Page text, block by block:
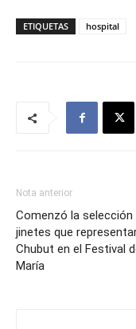
ETIQUETAS hospital
Nota anterior
Comenzó la selección
jinetes que
Chubut en el Festival
María